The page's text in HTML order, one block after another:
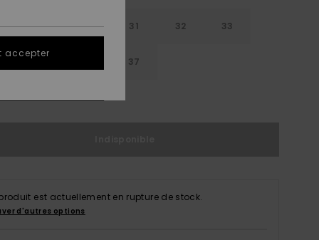
29 30 31 32 33
37
est actuellement en rupture de stock.
d'autres options
accepter